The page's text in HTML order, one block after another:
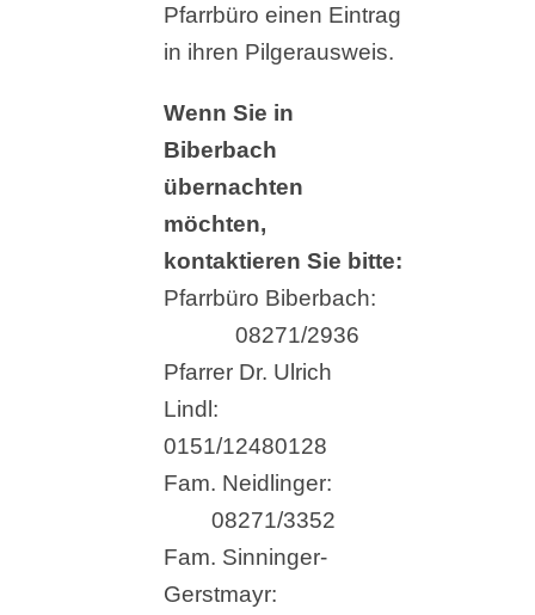
Pfarrbüro einen Eintrag
in ihren Pilgerausweis.
Wenn Sie in
Biberbach
übernachten
möchten,
kontaktieren Sie bitte:
Pfarrbüro Biberbach:
08271/2936
Pfarrer Dr. Ulrich
Lindl:
0151/12480128
Fam. Neidlinger:
08271/3352
Fam. Sinninger-
Gerstmayr: